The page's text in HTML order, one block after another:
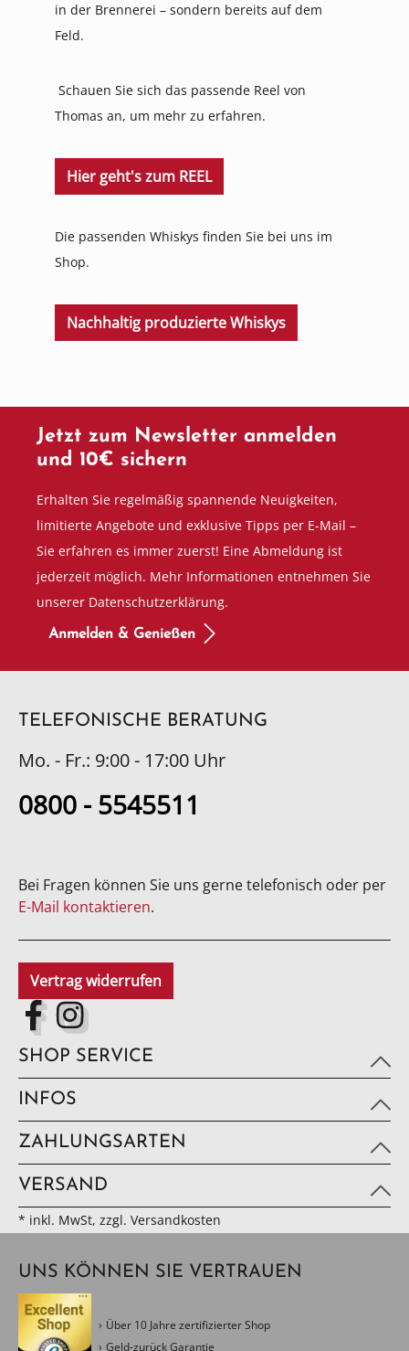
in der Brennerei – sondern bereits auf dem
Feld.
Schauen Sie sich das passende Reel von
Thomas an, um mehr zu erfahren.
Hier geht's zum REEL
Die passenden Whiskys finden Sie bei uns im
Shop.
Nachhaltig produzierte Whiskys
Jetzt zum Newsletter anmelden
und 10€ sichern
Erhalten Sie regelmäßig spannende Neuigkeiten,
limitierte Angebote und exklusive Tipps per E-Mail –
Sie erfahren es immer zuerst! Eine Abmeldung ist
jederzeit möglich. Mehr Informationen entnehmen Sie
unserer Datenschutzerklärung.
Anmelden & Genießen
TELEFONISCHE BERATUNG
Mo. - Fr.: 9:00 - 17:00 Uhr
0800 - 5545511
Bei Fragen können Sie uns gerne telefonisch oder per
E-Mail kontaktieren.
Vertrag widerrufen
SHOP SERVICE
INFOS
ZAHLUNGSARTEN
VERSAND
* inkl. MwSt, zzgl. Versandkosten
UNS KÖNNEN SIE VERTRAUEN
Über 10 Jahre zertifizierter Shop
Geld-zurück Garantie